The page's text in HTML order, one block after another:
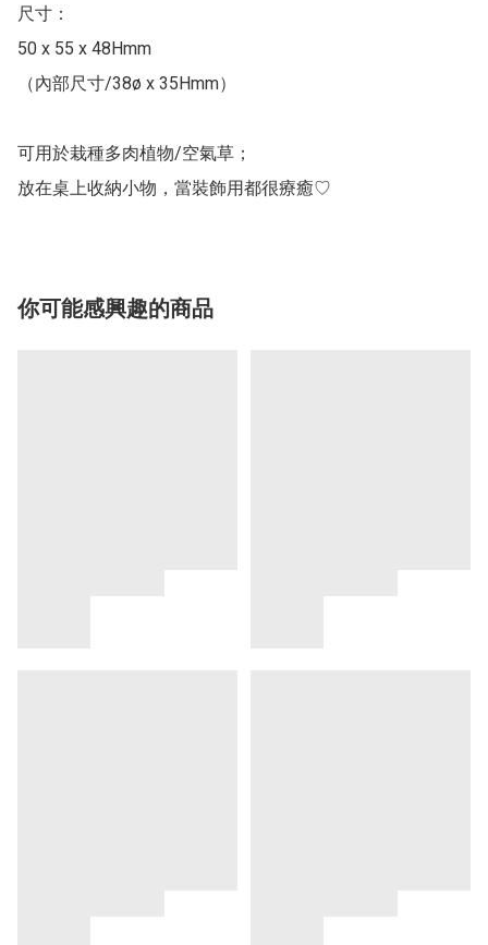
尺寸：
50 x 55 x 48Hmm
（內部尺寸/38ø x 35Hmm）
可用於栽種多肉植物/空氣草；
放在桌上收納小物，當裝飾用都很療癒♡︎
你可能感興趣的商品